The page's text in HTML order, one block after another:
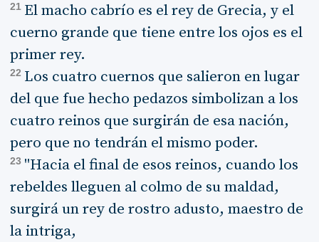
21 El macho cabrío es el rey de Grecia, y el
cuerno grande que tiene entre los ojos es el
primer rey.
22 Los cuatro cuernos que salieron en lugar
del que fue hecho pedazos simbolizan a los
cuatro reinos que surgirán de esa nación,
pero que no tendrán el mismo poder.
23 "Hacia el final de esos reinos, cuando los
rebeldes lleguen al colmo de su maldad,
surgirá un rey de rostro adusto, maestro de
la intriga,